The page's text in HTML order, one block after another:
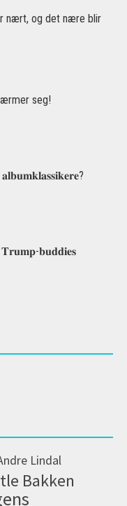
nært, og det nære blir
seg!
𝐓𝐫𝐮𝐦𝐩-𝐛𝐮𝐝𝐝𝐢𝐞𝐬
Lindal
Bakken